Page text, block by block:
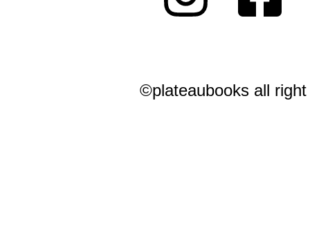
©plateaubooks all